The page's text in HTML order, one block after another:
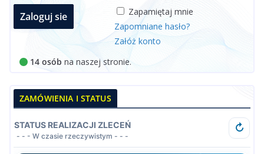
Zapamiętaj mnie
Zapomniane hasło?
Załóż konto
14 osób na naszej stronie.
ZAMÓWIENIA I STATUS
STATUS REALIZACJI ZLECEŃ
- - - W czasie rzeczywistym - - -
↻